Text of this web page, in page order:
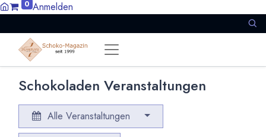
0 Anmelden
Schokoladen Veranstaltungen
Alle Veranstaltungen